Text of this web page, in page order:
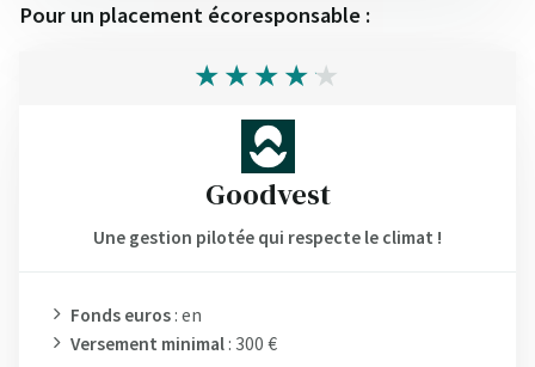
Pour un placement écoresponsable :
Goodvest
Une gestion pilotée qui respecte le climat !
Fonds euros : en
Versement minimal : 300 €